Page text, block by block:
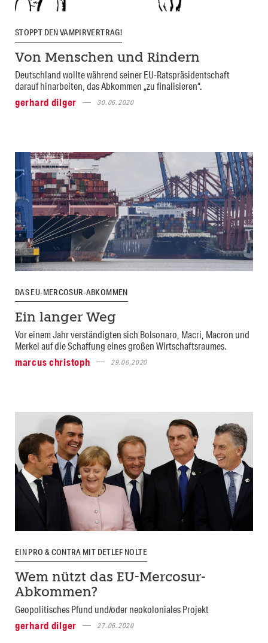
STOPPT DEN VAMPIRVERTRAG!
Von Menschen und Rindern
Deutschland wollte während seiner EU-Ratspräsidentschaft
darauf hinarbeiten, das Abkommen „zu finalisieren“.
gerhard dilger
30.06.2020
DAS EU-MERCOSUR-ABKOMMEN
Ein langer Weg
Vor einem Jahr verständigten sich Bolsonaro, Macri, Macron und
Merkel auf die Schaffung eines großen Wirtschaftsraumes.
marcus christoph
29.06.2020
EIN PRO & CONTRA MIT DETLEF NOLTE
Wem nützt das EU-Mercosur-
Abkommen?
Geopolitisches Pfund und/oder neokoloniales Projekt
gerhard dilger
27.06.2020